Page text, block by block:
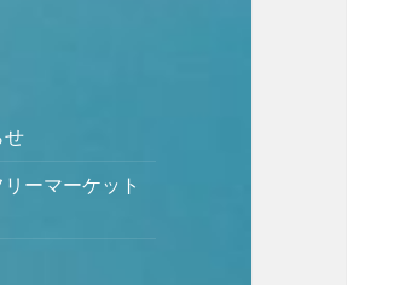
せ
ーマーケット